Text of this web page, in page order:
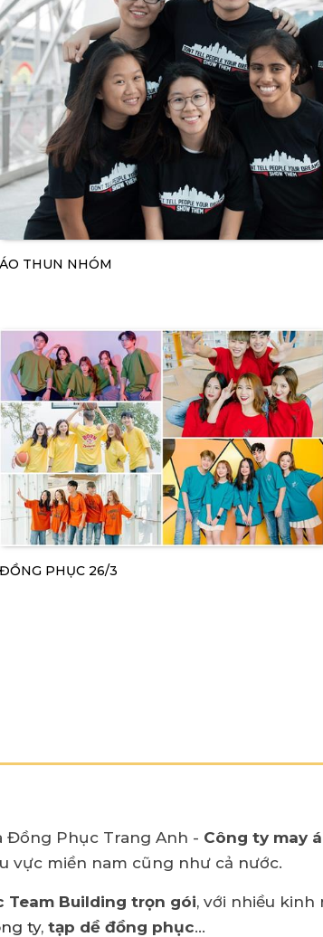
ÁO THUN NHÓM
ĐỒNG PHỤC 26/3
Đồng Phục Trang Anh - Công ty may
vực miền nam cũng như cả nước.
Team Building trọn gói, với nhiều kinh
ty, tạp dề đồng phục...